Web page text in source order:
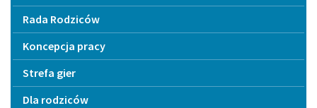
Rada Rodziców
Koncepcja pracy
Strefa gier
Dla rodziców